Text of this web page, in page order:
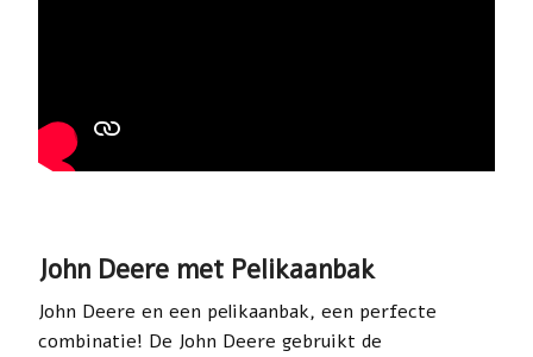
John Deere met Pelikaanbak
John Deere en een pelikaanbak, een perfecte
combinatie! De John Deere gebruikt de